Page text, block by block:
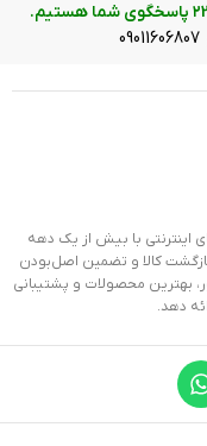
بند
و ضدحساسیت است.
به داخل ساعت نگاه
ثانیه شمار ساعت
این ساعت رزگلد
و رزگلد رنگ
زیر ساعت 12 دیده می‌شود. بند
و بریده نمی‌شود،
اینترنتی با بیش از یک دهه
اصل کلیدی، ۷ روز ضمانت بازگشت کالا و تضمین اصل‌بودن
بهترین محصولات و پشتیبانی
دهد.